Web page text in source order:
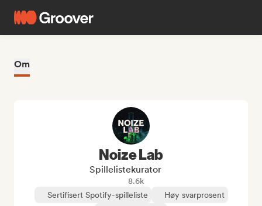
Om
Noize Lab
Spillelistekurator
8.6k
Sertifisert Spotify-spilleliste
Høy svarprosent